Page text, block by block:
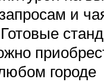
и
городе